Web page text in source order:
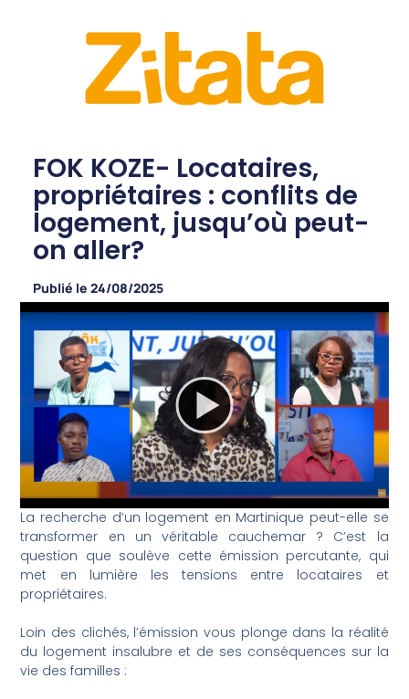
FOK KOZE- Locataires,
propriétaires : conflits de
logement, jusqu’où peut-
on aller?
Publié le 24/08/2025
La recherche d’un logement en Martinique peut-elle se
transformer en un véritable cauchemar ? C’est la
question que soulève cette émission percutante, qui
met en lumière les tensions entre locataires et
propriétaires.
Loin des clichés, l’émission vous plonge dans la réalité
du logement insalubre et de ses conséquences sur la
vie des familles :